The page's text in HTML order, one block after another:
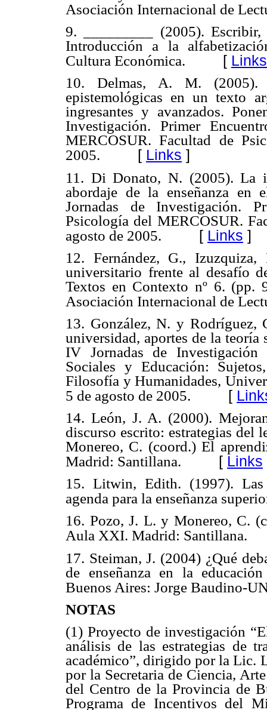
Asociación Internacional de
9. _________ (2005).
Introducción a la
Cultura Económica. [ Links
10. Delmas, A. M. (2005).
epistemológicas en un texto
ingresantes y avanzados.
Investigación. Primer
MERCOSUR. Facultad de
2005. [ Links ]
11. Di Donato, N. (2005). La
abordaje de la enseñanza en
Jornadas de Investigación.
Psicología del MERCOSUR.
agosto de 2005. [ Links ]
12. Fernández, G.,
universitario frente al desafío
Textos en Contexto nº 6. (pp.
Asociación Internacional de
13. González, N. y Rodríguez,
universidad, aportes de la teoría
IV Jornadas de Investigación
Sociales y Educación:
Filosofía y Humanidades,
5 de agosto de 2005. [
14. León, J. A. (2000).
discurso escrito: estrategias del
Monereo, C. (coord.) El
Madrid: Santillana. [ Links
15. Litwin, Edith. (1997). Las
agenda para la enseñanza
16. Pozo, J. L. y Monereo, C.
Aula XXI. Madrid: Santillana.
17. Steiman, J. (2004) ¿Qué
de enseñanza en la
Buenos Aires: Jorge Baudino-
NOTAS
(1) Proyecto de investigación
análisis de las estrategias de
académico”, dirigido por la Lic.
por la Secretaria de Ciencia,
del Centro de la Provincia de
Programa de Incentivos del